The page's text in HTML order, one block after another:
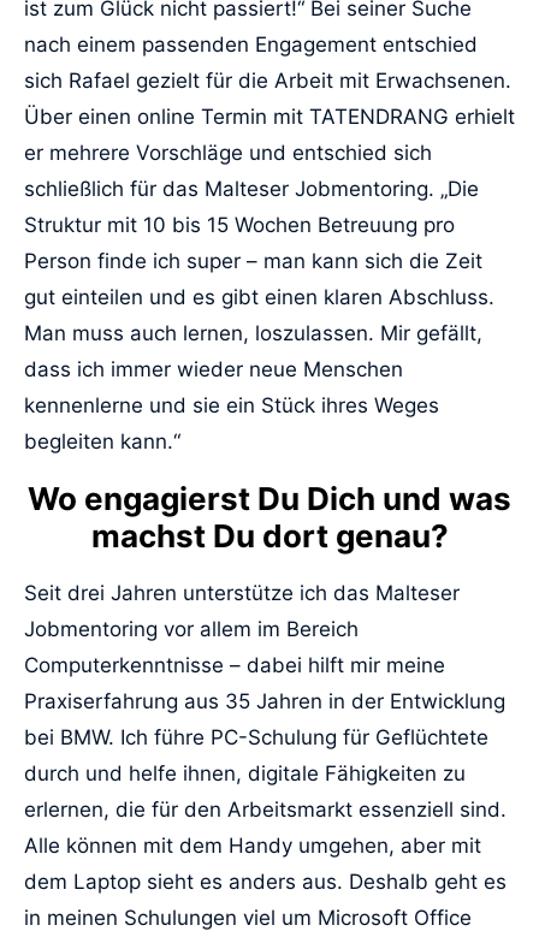
ist zum Glück nicht passiert!“ Bei seiner Suche
nach einem passenden Engagement entschied
sich Rafael gezielt für die Arbeit mit Erwachsenen.
Über einen online Termin mit TATENDRANG erhielt
er mehrere Vorschläge und entschied sich
schließlich für das Malteser Jobmentoring. „Die
Struktur mit 10 bis 15 Wochen Betreuung pro
Person finde ich super – man kann sich die Zeit
gut einteilen und es gibt einen klaren Abschluss.
Man muss auch lernen, loszulassen. Mir gefällt,
dass ich immer wieder neue Menschen
kennenlerne und sie ein Stück ihres Weges
begleiten kann.“
Wo engagierst Du Dich und was
machst Du dort genau?
Seit drei Jahren unterstütze ich das Malteser
Jobmentoring vor allem im Bereich
Computerkenntnisse – dabei hilft mir meine
Praxiserfahrung aus 35 Jahren in der Entwicklung
bei BMW. Ich führe PC-Schulung für Geflüchtete
durch und helfe ihnen, digitale Fähigkeiten zu
erlernen, die für den Arbeitsmarkt essenziell sind.
Alle können mit dem Handy umgehen, aber mit
dem Laptop sieht es anders aus. Deshalb geht es
in meinen Schulungen viel um Microsoft Office